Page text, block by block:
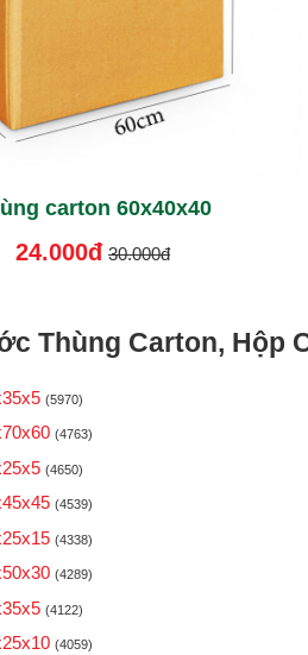
carton 60x40x40
24.000đ 30.000đ
Thùng Carton, Hộp
(5970)
(4763)
(4650)
(4539)
(4338)
(4289)
(4122)
(4059)